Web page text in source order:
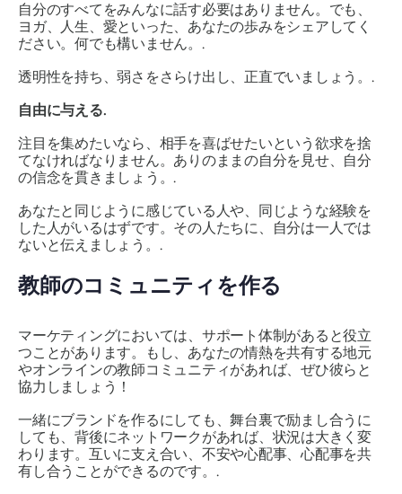
自分のすべてをみんなに話す必要はありません。でも、
ヨガ、人生、愛といった、あなたの歩みをシェアしてく
ださい。何でも構いません。.
透明性を持ち、弱さをさらけ出し、正直でいましょう。.
自由に与える.
注目を集めたいなら、相手を喜ばせたいという欲求を捨
てなければなりません。ありのままの自分を見せ、自分
の信念を貫きましょう。.
あなたと同じように感じている人や、同じような経験を
した人がいるはずです。その人たちに、自分は一人では
ないと伝えましょう。.
教師のコミュニティを作る
マーケティングにおいては、サポート体制があると役立
つことがあります。もし、あなたの情熱を共有する地元
やオンラインの教師コミュニティがあれば、ぜひ彼らと
協力しましょう！
一緒にブランドを作るにしても、舞台裏で励まし合うに
しても、背後にネットワークがあれば、状況は大きく変
わります。互いに支え合い、不安や心配事、心配事を共
有し合うことができるのです。.